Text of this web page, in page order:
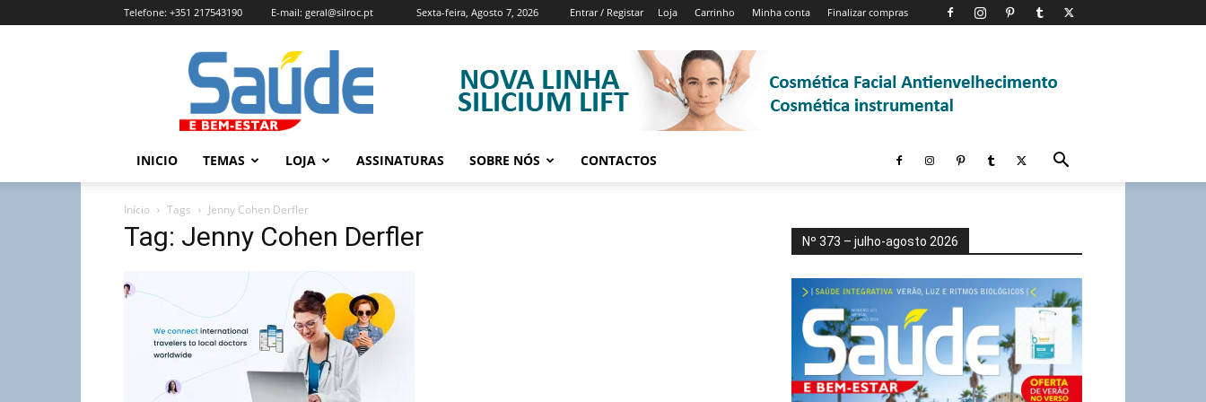
Sexta-feira, Agosto 7, 2026 Entrar / Registar Loja Carrinho Minha conta Finalizar compras
Telefone: +351 217543190 E-mail: geral@silroc.pt
Revista
Saúde
e
Bem
Estar
Edição
INICIO TEMAS LOJA ASSINATURAS SOBRE NÓS CONTACTOS
Início Tags Jenny Cohen Derfler
Tag: Jenny Cohen Derfler Nº 373 – julho-agosto 2026